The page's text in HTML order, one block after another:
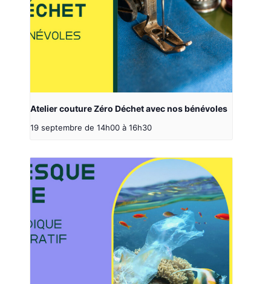
Atelier couture Zéro Déchet avec nos bénévoles
19 septembre de 14h00 à 16h30